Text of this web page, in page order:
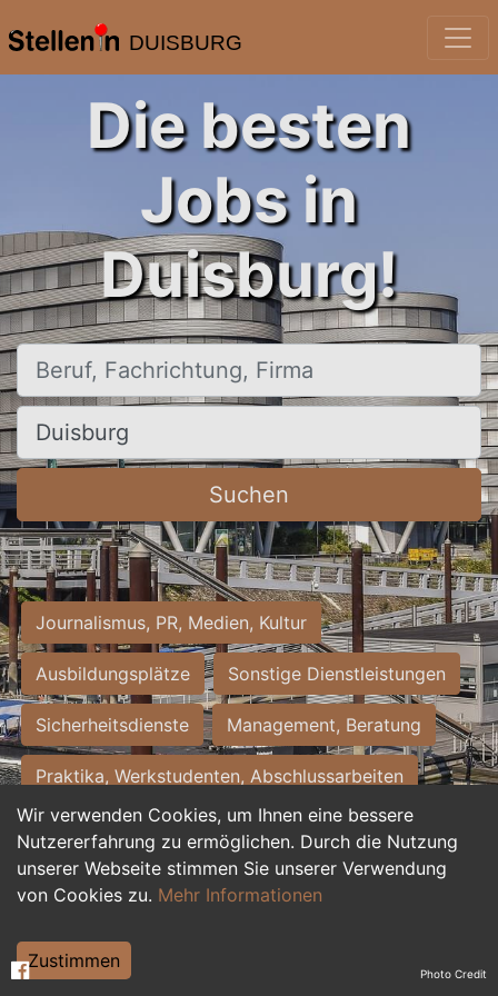
DUISBURG
Wir verwenden Cookies, um Ihnen eine bessere
Nutzererfahrung zu ermöglichen. Durch die Nutzung
unserer Webseite stimmen Sie unserer Verwendung
von Cookies zu. Mehr Informationen
Zustimmen
Die besten
Jobs in
Duisburg!
Beruf, Fachrichtung, Firma
Ort, Stadt
Suchen
Journalismus, PR, Medien, Kultur
Ausbildungsplätze Sonstige Dienstleistungen
Sicherheitsdienste Management, Beratung
Praktika, Werkstudenten, Abschlussarbeiten
Personalwesen Assistenz, Sekretariat
Hilfskräfte, Aushilfs- und Nebenjobs
Weiterbildung, Studium, duale Ausbildung Photo Credit